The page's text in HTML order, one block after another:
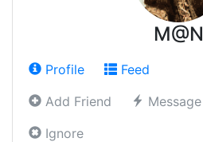
M@N
Profile
Feed
Add Friend
Message
Ignore